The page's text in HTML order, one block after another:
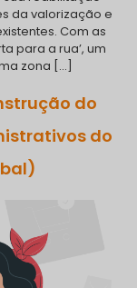
da valorização e
Com as
para a rua’, um
zona […]
do
do